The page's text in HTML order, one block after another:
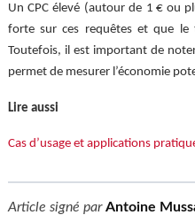
Un CPC élevé (autour de 1 € ou
forte sur ces requêtes et que le
Toutefois, il est important de
permet de mesurer l’économie
Lire aussi
Cas d’usage et applications
Article signé parAntoine